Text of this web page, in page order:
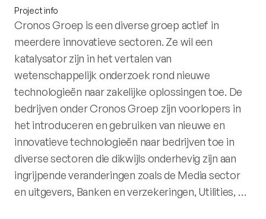
Project info
Cronos Groep is een diverse groep actief in
meerdere innovatieve sectoren. Ze wil een
katalysator zijn in het vertalen van
wetenschappelijk onderzoek rond nieuwe
technologieën naar zakelijke oplossingen toe. De
bedrijven onder Cronos Groep zijn voorlopers in
het introduceren en gebruiken van nieuwe en
innovatieve technologieën naar bedrijven toe in
diverse sectoren die dikwijls onderhevig zijn aan
ingrijpende veranderingen zoals de Media sector
en uitgevers, Banken en verzekeringen, Utilities, …